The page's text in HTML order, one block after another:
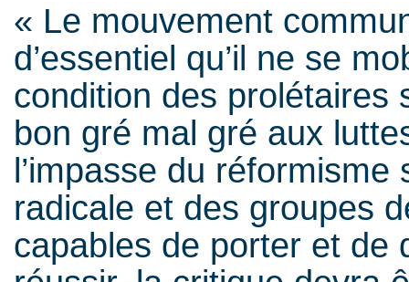
« Le mouvement
d’essentiel qu’il ne se
condition des prolétaires
bon gré mal gré aux
l’impasse du
radicale et des groupes
capables de porter et de